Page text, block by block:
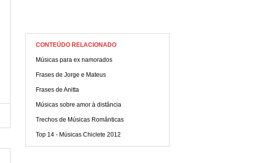
CONTEÚDO RELACIONADO
Músicas para ex namorados
Frases de Jorge e Mateus
Frases de Anitta
Músicas sobre amor à distância
Trechos de Músicas Românticas
Top 14 - Músicas Chiclete 2012